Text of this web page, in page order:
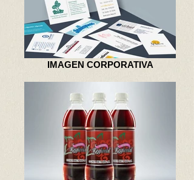
IMAGEN CORPORATIVA